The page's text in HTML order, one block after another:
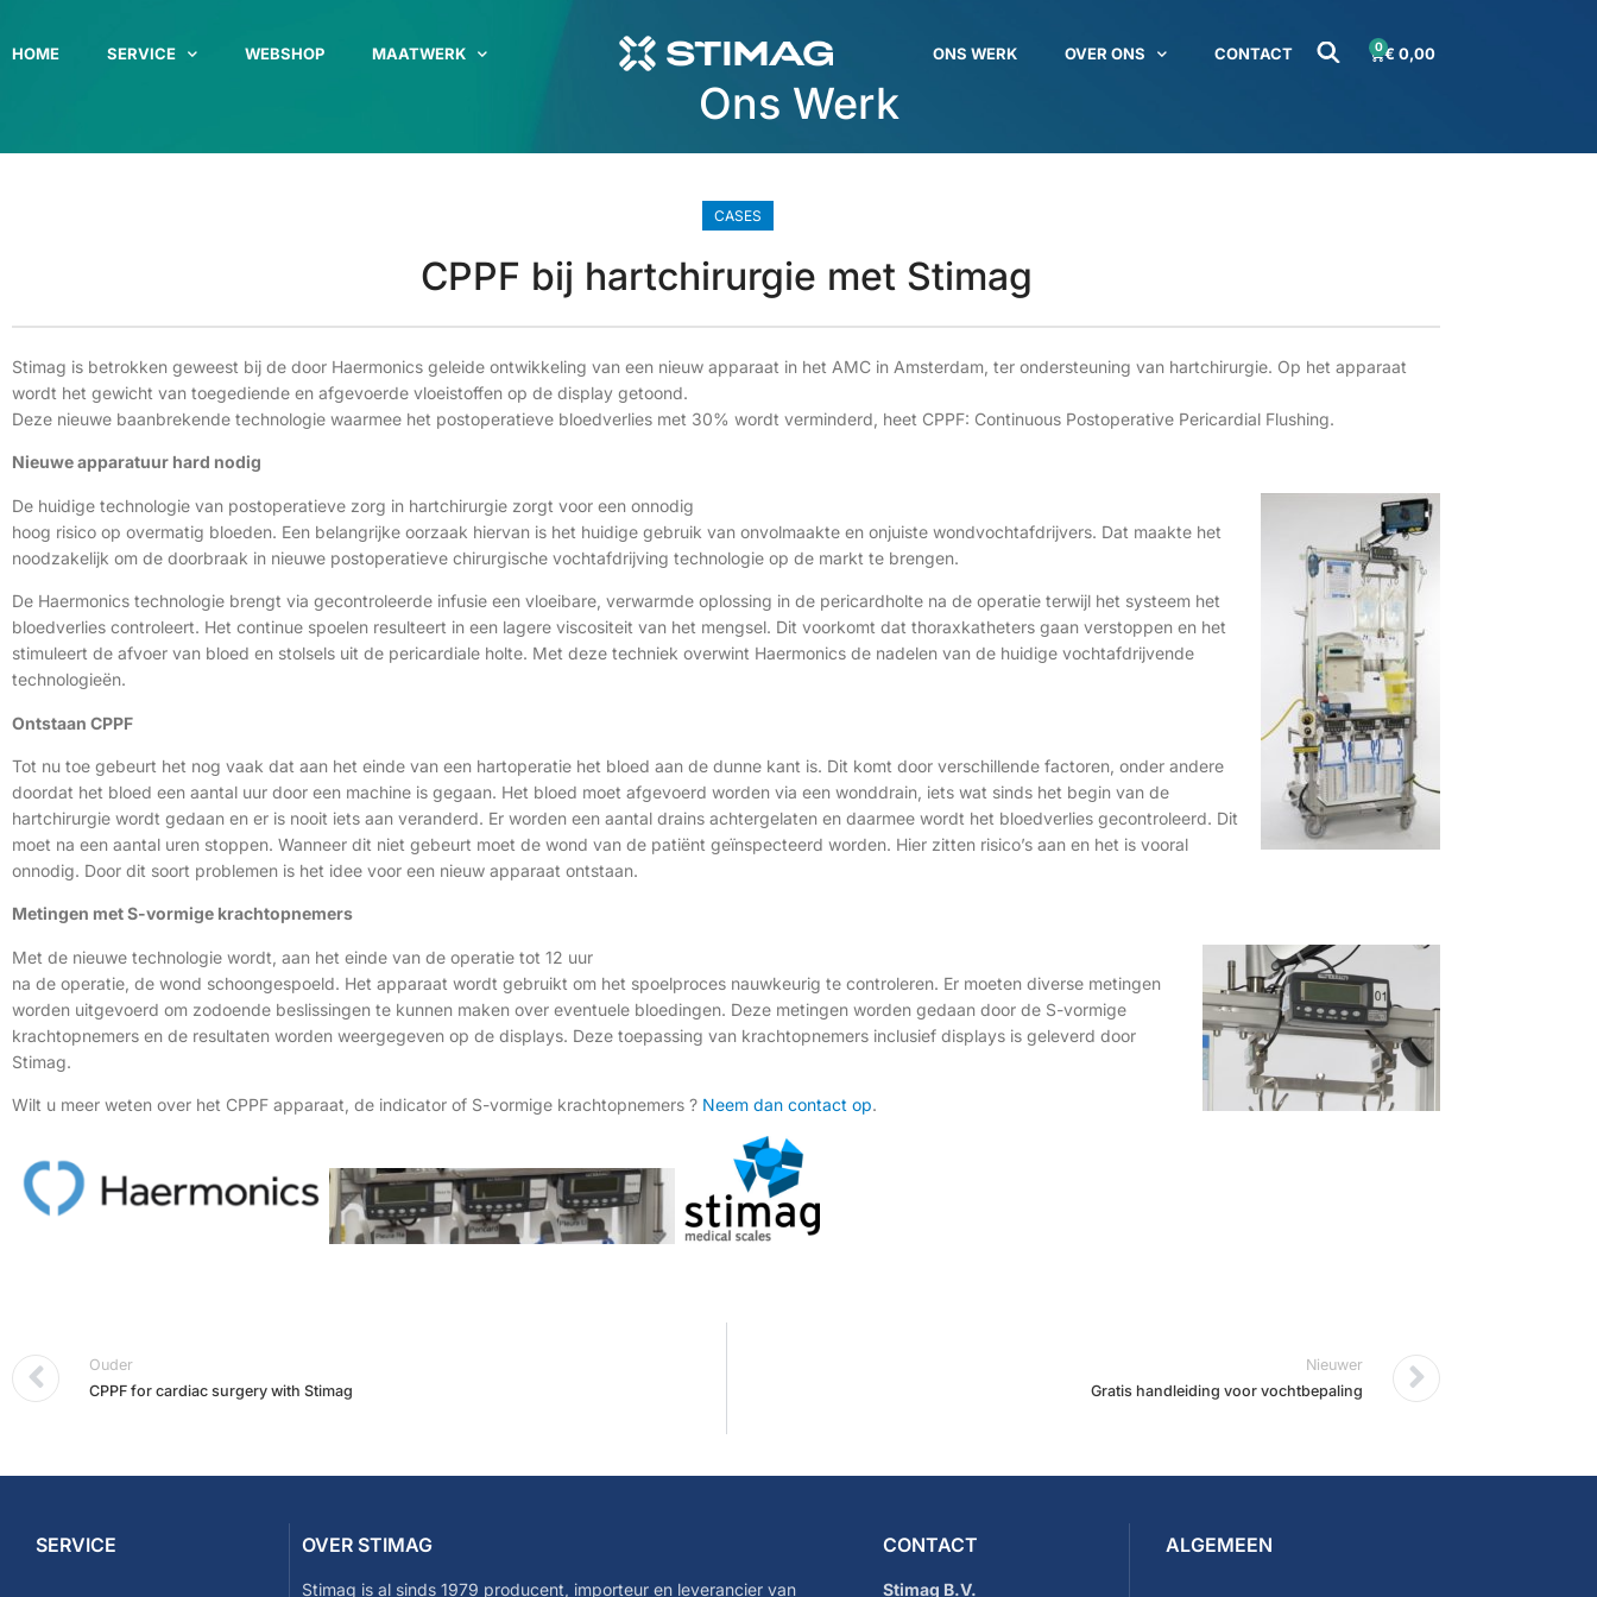
HOME SERVICE WEBSHOP MAATWERK ONS WERK OVER ONS CONTACT € 0,00
0
Ons Werk
CASES
CPPF bij hartchirurgie met Stimag
Stimag is betrokken geweest bij de door Haermonics geleide ontwikkeling van een nieuw apparaat in het AMC in Amsterdam, ter ondersteuning van hartchirurgie. Op het apparaat
wordt het gewicht van toegediende en afgevoerde vloeistoffen op de display getoond.
Deze nieuwe baanbrekende technologie waarmee het postoperatieve bloedverlies met 30% wordt verminderd, heet CPPF: Continuous Postoperative Pericardial Flushing.
Nieuwe apparatuur hard nodig
De huidige technologie van postoperatieve zorg in hartchirurgie zorgt voor een onnodig
hoog risico op overmatig bloeden. Een belangrijke oorzaak hiervan is het huidige gebruik van onvolmaakte en onjuiste wondvochtafdrijvers. Dat maakte het
noodzakelijk om de doorbraak in nieuwe postoperatieve chirurgische vochtafdrijving technologie op de markt te brengen.
De Haermonics technologie brengt via gecontroleerde infusie een vloeibare, verwarmde oplossing in de pericardholte na de operatie terwijl het systeem het
bloedverlies controleert. Het continue spoelen resulteert in een lagere viscositeit van het mengsel. Dit voorkomt dat thoraxkatheters gaan verstoppen en het
stimuleert de afvoer van bloed en stolsels uit de pericardiale holte. Met deze techniek overwint Haermonics de nadelen van de huidige vochtafdrijvende
technologieën.
Ontstaan CPPF
Tot nu toe gebeurt het nog vaak dat aan het einde van een hartoperatie het bloed aan de dunne kant is. Dit komt door verschillende factoren, onder andere
doordat het bloed een aantal uur door een machine is gegaan. Het bloed moet afgevoerd worden via een wonddrain, iets wat sinds het begin van de
hartchirurgie wordt gedaan en er is nooit iets aan veranderd. Er worden een aantal drains achtergelaten en daarmee wordt het bloedverlies gecontroleerd. Dit
moet na een aantal uren stoppen. Wanneer dit niet gebeurt moet de wond van de patiënt geïnspecteerd worden. Hier zitten risico’s aan en het is vooral
onnodig. Door dit soort problemen is het idee voor een nieuw apparaat ontstaan.
Metingen met S-vormige krachtopnemers
Met de nieuwe technologie wordt, aan het einde van de operatie tot 12 uur
na de operatie, de wond schoongespoeld. Het apparaat wordt gebruikt om het spoelproces nauwkeurig te controleren. Er moeten diverse metingen
worden uitgevoerd om zodoende beslissingen te kunnen maken over eventuele bloedingen. Deze metingen worden gedaan door de S-vormige
krachtopnemers en de resultaten worden weergegeven op de displays. Deze toepassing van krachtopnemers inclusief displays is geleverd door
Stimag.
Wilt u meer weten over het CPPF apparaat, de indicator of S-vormige krachtopnemers ? Neem dan contact op.
Ouder
CPPF for cardiac surgery with Stimag
Nieuwer
Gratis handleiding voor vochtbepaling
SERVICE OVER STIMAG
Stimag is al sinds 1979 producent, importeur en leverancier van
CONTACT
Stimag B.V.
ALGEMEEN